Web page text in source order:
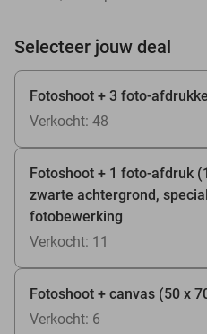
Selecteer jouw deal
Fotoshoot + 3 foto-
Verkocht: 48
Fotoshoot + 1 foto-afdruk
zwarte achtergrond,
fotobewerking
Verkocht: 11
Fotoshoot + canvas (50 x
Verkocht: 6